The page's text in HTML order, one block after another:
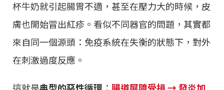
杯牛奶就引起腸胃不適，甚至在壓力大的時候，皮
膚也開始冒出紅疹。看似不同器官的問題，其實都
來自同一個源頭：免疫系統在失衡的狀態下，對外
在刺激過度反應。